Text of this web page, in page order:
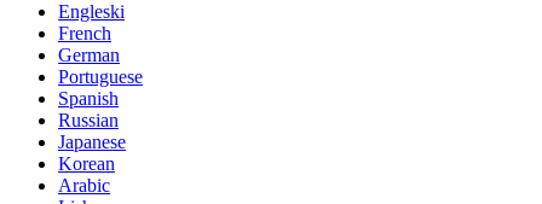
Engleski
French
German
Portuguese
Spanish
Russian
Japanese
Korean
Arabic